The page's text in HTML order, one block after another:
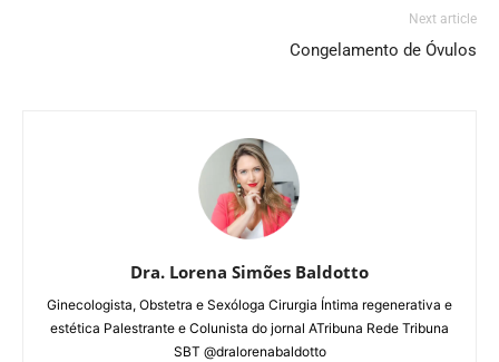
Next article
Congelamento de Óvulos
Dra. Lorena Simões Baldotto
Ginecologista, Obstetra e Sexóloga Cirurgia Íntima regenerativa e
estética Palestrante e Colunista do jornal ATribuna Rede Tribuna
SBT @dralorenabaldotto